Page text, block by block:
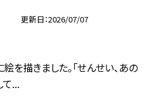
更新日 2026/07/07
を描きました。「せんせい、あの
て...